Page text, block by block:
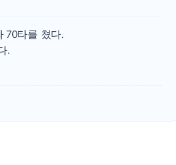
폭염 누그러지고 가뭄 숙지나...경북동
70타를 쳤다.
.